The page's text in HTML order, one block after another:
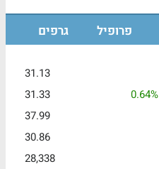
פרופיל גרפים
31.13
0.64%
31.33
37.99
30.86
28,338